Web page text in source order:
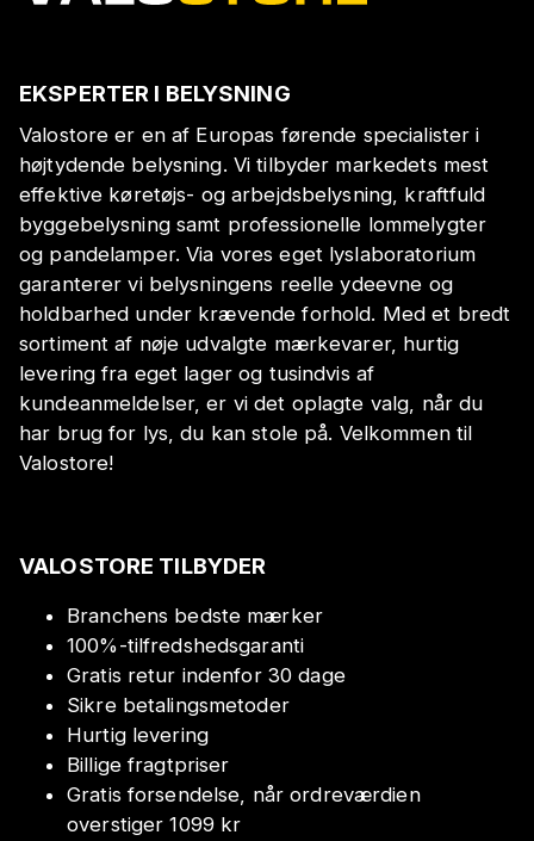
EKSPERTER I BELYSNING
Valostore er en af Europas førende specialister i
højtydende belysning. Vi tilbyder markedets mest
effektive køretøjs- og arbejdsbelysning, kraftfuld
byggebelysning samt professionelle lommelygter
og pandelamper. Via vores eget lyslaboratorium
garanterer vi belysningens reelle ydeevne og
holdbarhed under krævende forhold. Med et bredt
sortiment af nøje udvalgte mærkevarer, hurtig
levering fra eget lager og tusindvis af
kundeanmeldelser, er vi det oplagte valg, når du
har brug for lys, du kan stole på. Velkommen til
Valostore!
VALOSTORE TILBYDER
Branchens bedste mærker
100%-tilfredshedsgaranti
Gratis retur indenfor 30 dage
Sikre betalingsmetoder
Hurtig levering
Billige fragtpriser
Gratis forsendelse, når ordreværdien
overstiger 1099 kr